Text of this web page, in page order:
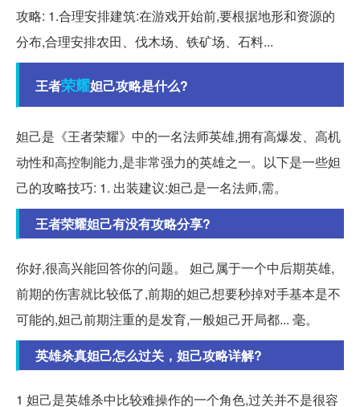
攻略: 1.合理安排建筑:在游戏开始前,要根据地形和资源的
分布,合理安排农田、伐木场、铁矿场、石料...
王者荣耀妲己攻略是什么?
妲己是《王者荣耀》中的一名法师英雄,拥有高爆发、高机
动性和高控制能力,是非常强力的英雄之一。以下是一些妲
己的攻略技巧: 1. 出装建议:妲己是一名法师,需。
王者荣耀妲己有没有攻略分享?
你好,很高兴能回答你的问题。 妲己属于一个中后期英雄,
前期的伤害就比较低了,前期的妲己想要秒掉对手基本是不
可能的,妲己前期注重的是发育,一般妲己开局都... 毫。
英雄杀真妲己怎么过关，妲己攻略详解?
1 妲己是英雄杀中比较难操作的一个角色,过关并不是很容